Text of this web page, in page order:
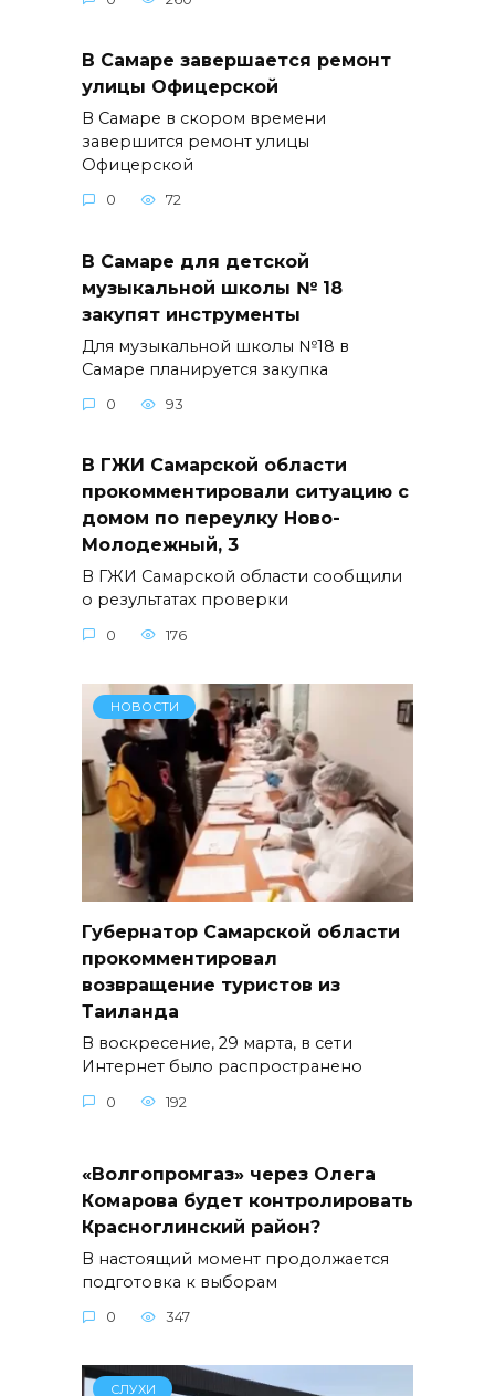
В Самаре завершается ремонт
улицы Офицерской
В Самаре в скором времени
завершится ремонт улицы
Офицерской
0 72
В Самаре для детской
музыкальной школы № 18
закупят инструменты
Для музыкальной школы №18 в
Самаре планируется закупка
0 93
В ГЖИ Самарской области
прокомментировали ситуацию с
домом по переулку Ново-
Молодежный, 3
В ГЖИ Самарской области сообщили
о результатах проверки
0 176
НОВОСТИ
Губернатор Самарской области
прокомментировал
возвращение туристов из
Таиланда
В воскресение, 29 марта, в сети
Интернет было распространено
0 192
«Волгопромгаз» через Олега
Комарова будет контролировать
Красноглинский район?
В настоящий момент продолжается
подготовка к выборам
0 347
СЛУХИ